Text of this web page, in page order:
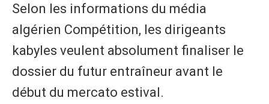
Selon les informations du média
algérien Compétition, les dirigeants
kabyles veulent absolument finaliser le
dossier du futur entraîneur avant le
début du mercato estival.